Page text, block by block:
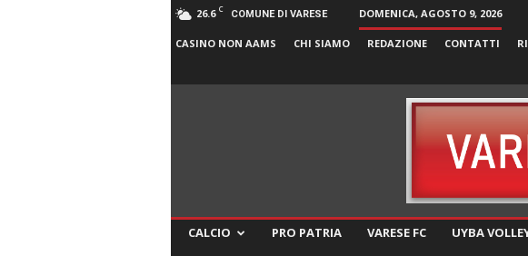
26.6 C COMUNE DI VARESE DOMENICA, AGOSTO 9, 2026
CASINO NON AAMS CHI SIAMO REDAZIONE CONTATTI
CALCIO PRO PATRIA VARESE FC UYBA